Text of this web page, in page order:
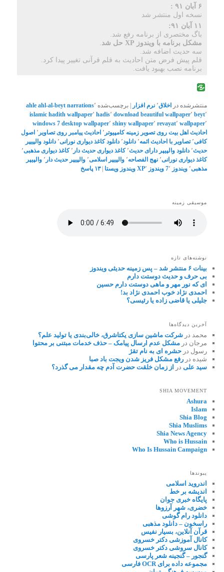
۶ آبان ۹۱ :
نسخه اول منتشر شد
۱۱ آبان ۹۱:
باگ مختصری از برنامه رفع شد.
مشکل برنامه با ویندوز XP حل شد
.
سه حدیث اضافه شد.
قلم پیش فرض متن احادیث به قلم قرآنی تغییر پیدا کرد.
برنامه نصب بهبود یافت.
منتشرشده در اخلاق٬ نرم افزار |برچسب‌شده ahl-al-beyt narrations٬
ahle
beyt٬ download beautiful wallpaper٬ hadis٬ hadith wallpaper٬
islamic
wallpaper٬ revayat٬ shiny wallpaper٬ windows 7 desktop wallpaper٬
احادیث اهل بیت روی تصویر زمینه کامپیوتر ٬ احادیث پیامبر روی تصاویر ٬ اصول
کافی٬ تصاویر با احادیث ائمه٬ دانلود٬ دانلود کاغذ دیواری نورانی٬ دانلود والپیپر
حدیث٬ دانلود والپیپر دارای حدیث٬ کاغذ دیواری حدیث دار ٬ کاغذ دیواری مذهبی٬
کاغذ دیواری نورانی٬ نهج الفصاحه٬ والپیپر اسلامی٬ والپیپر حدیث دار ٬ والپیپر
مذهبی٬ ویندوز 7 ٬ ویندوز XP ٬ ویندوز ویستا |۱۳ پاسخ
موسیقی زمینه
نوشته‌های تازه
بینات ۶ منتشر شد – پس زمینه حدیثی ویندوز
بی حرف و حدیث دوستت دارم
ای که نور مهر و ماهی دوستت دارم حسین
احمدی نژاد خوب احمدی نژاد بد!
جلیلی یا قاضی زاده یا رئیسی؟
آخرین دیدگاه‌ها
محمد درشرکت ماشین سازی یکتاشرق، خالی‌بندی یا تولید علم؟
مرجان درمشکل عدم ارسال پیامک – حذف خدمات مبتنی بر محتوا
رسول درحشره ای به نام تقژ
شیده دررفع مشکل فریز شدن ویجت باد صبا
سید علی در از زمان خلقت حضرت آدم چه مقدار می گذرد؟
SHIA MOVEMENT
Ashura
Islam
Shia Blog
Shia Muslims
Shia News Agency
Who is Hussain
Who Is Hussain Campaign
پیوندها
اندروید اسلامی
اندیشه بر خط
پایگاه خبری جوان
خضری، شهر آرزوها
دانلود رام گوشی
راسخون – دانلود مذهبی
قرآن آنلاین، بسیار نفیس
کانال آموزشی دکتر خسروی
کانال سروشی دکتر خسروی
گنجور – گنجینه شعر پارسی
مجموعه داده برای OCR فارسی